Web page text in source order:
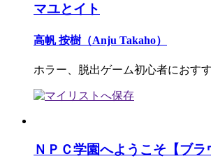
マユとイト
高帆 按樹（Anju Takaho）
ホラー、脱出ゲーム初心者におす
ＮＰＣ学園へようこそ【ブラ